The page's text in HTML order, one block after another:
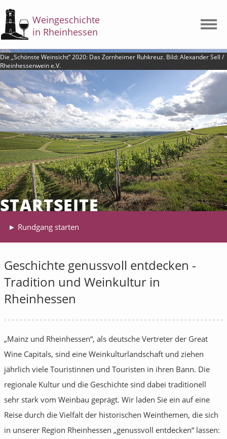
Weingeschichte
in Rheinhessen
Startseite
Einleitung
Epochen
Arbeitswelt
Wahrnehmung und Qualität
Entwicklungen und Prozesse
Exkurse
Quellensammlung
Die „Schönste Weinsicht“ 2020: Das Zornheimer Ruhkreuz. Bild: Alexander Sell /
Rheinhessenwein e.V.
STARTSEITE
► Rundgang starten
Geschichte genussvoll entdecken -
Tradition und Weinkultur in
Rheinhessen
„Mainz und Rheinhessen“, als deutsche Vertreter der Great
Wine Capitals, sind eine Weinkulturlandschaft und ziehen
jährlich viele Touristinnen und Touristen in ihren Bann. Die
regionale Kultur und die Geschichte sind dabei traditionell
sehr stark vom Weinbau geprägt. Wir laden Sie ein auf eine
Reise durch die Vielfalt der historischen Weinthemen, die sich
in unserer Region Rheinhessen „genussvoll entdecken“ lassen: